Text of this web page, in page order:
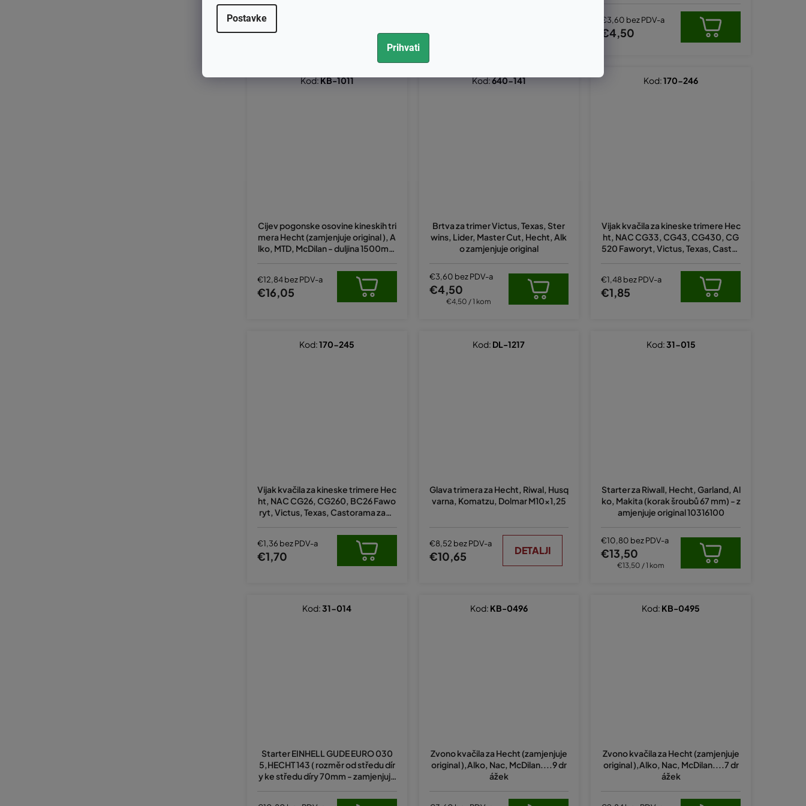
Postavke
Prihvati
€12,68 bez PDV-a
€15,85 €17,75
€3,60 bez PDV-a
€4,50
Cijev pogonske osovine kineskih tri
mera Hecht (zamjenjuje original ), A
lko, MTD, McDilan - duljina 1500mm
€12,84 bez PDV-a
€16,05
Kod:KB-1011
Brtva za trimer Victus, Texas, Ster
wins, Lider, Master Cut, Hecht, Alk
o zamjenjuje original
€3,60 bez PDV-a
€4,50
Izračunaj
€4,50 / 1 kom
Kod:640-141
Vijak kvačila za kineske trimere Hec
ht, NAC CG33, CG43, CG430, CG
520 Faworyt, Victus, Texas, Castor
€1,48 bez PDV-a
€1,85
Kod:170-246
Vijak kvačila za kineske trimere Hec
ht, NAC CG26, CG260, BC26 Fawo
ryt, Victus, Texas, Castorama zamj
€1,36 bez PDV-a
€1,70
Kod:170-245
Glava trimera za Hecht, Riwal, Husq
varna, Komatzu, Dolmar M10x1,25
€8,52 bez PDV-a
€10,65 DETALJI
Kod: DL-1217
Starter za Riwall, Hecht, Garland, Al
ko, Makita (korak šroubů 67 mm) - z
amjenjuje original 10316100
€10,80 bez PDV-a
€13,50
Izračunaj
€13,50 / 1 kom
Kod:31-015
Starter EINHELL GUDE EURO 030
5,HECHT 143 ( rozměr od středu dír
y ke středu díry 70mm - zamjenjuje
Kod:31-014
Zvono kvačila za Hecht (zamjenjuje
original ),Alko, Nac, McDilan....9 dr
ážek
Kod: KB-0496
Zvono kvačila za Hecht (zamjenjuje
original ),Alko, Nac, McDilan....7 dr
ážek
Kod: KB-0495